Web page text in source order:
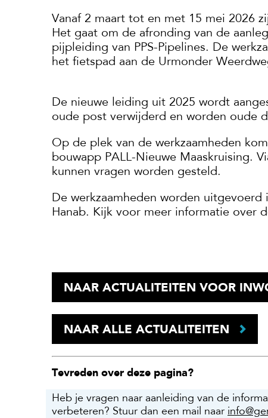
Vanaf 2 maart tot en met 15 mei 2026
Het gaat om de afronding van de
pijpleiding van PPS-Pipelines. De
het fietspad aan de Urmonder
De nieuwe leiding uit 2025 wordt
oude post verwijderd en worden oude
Op de plek van de werkzaamheden
bouwapp PALL-Nieuwe Maaskruising.
kunnen vragen worden gesteld.
De werkzaamheden worden uitgevoerd
Hanab. Kijk voor meer informatie over
NAAR ACTUALITEITEN VOOR
NAAR ALLE ACTUALITEITEN
Tevreden over deze pagina?
Heb je vragen naar aanleiding van de
verbeteren? Stuur dan een mail naar